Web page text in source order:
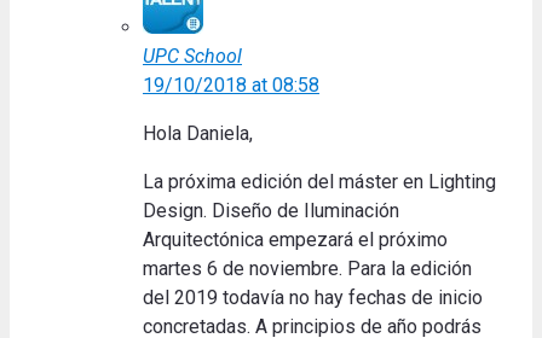
UPC School
19/10/2018 at 08:58
Hola Daniela,
La próxima edición del máster en Lighting
Design. Diseño de Iluminación
Arquitectónica empezará el próximo
martes 6 de noviembre. Para la edición
del 2019 todavía no hay fechas de inicio
concretadas. A principios de año podrás